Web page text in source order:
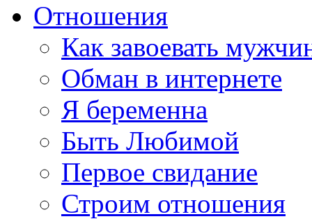
Отношения
Как завоевать
Обман в интернете
Я беременна
Быть Любимой
Первое свидание
Строим отношения